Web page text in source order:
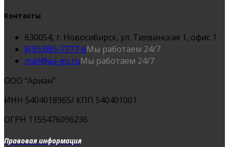
Контакты
630054, г. Новосибирск, ул. Тихвинская 1, офис 1
8(953)85-7777-6Мы работаем 24/7
mail@aa-go.ruМы работаем 24/7
ООО “Ариан”
ИНН 5404018965/ КПП 540401001
ОГРН 1155476096236
Правовая информация